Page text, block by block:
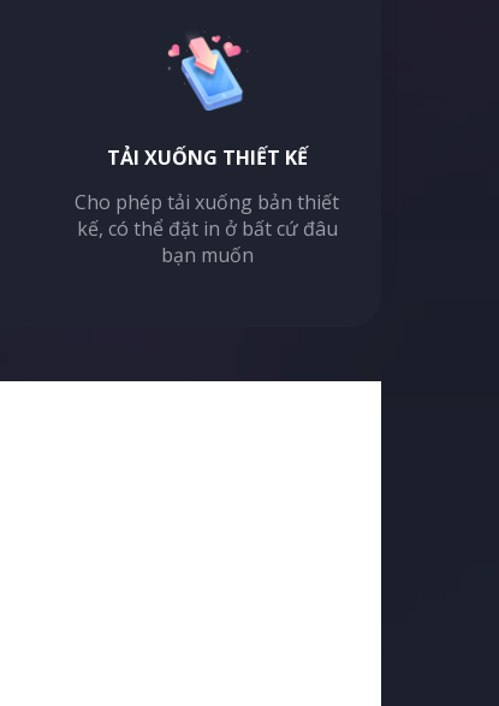
TẢI XUỐNG THIẾT KẾ
Cho phép tải xuống bản thiết
kế, có thể đặt in ở bất cứ đâu
bạn muốn